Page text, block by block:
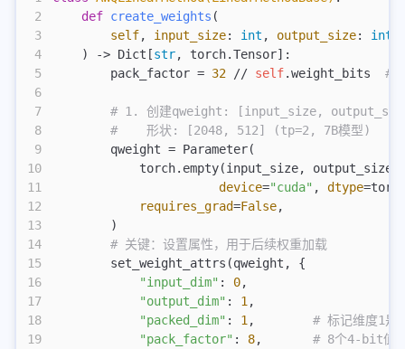
2
3
4
5
6
7
8
9
10
11
12
13
14
15
16
17
18
19
    def
create_weights (
        self
, input_size: int , output_size: int
    ) -> Dict[
str, torch.Tensor]:
        pack_factor =
32 // self.weight_bits #
# 1. 创建qweight: [input_size,
        #    形状: [2048, 512] (tp=2, 7B模型)
        qweight = Parameter(
torch.empty(input_size, output_size
                       device
="cuda" , dtype
            requires_grad
=False,
        )
        # 关键：设置属性，用于后续权重加载
        set_weight_attrs(qweight, {
            "input_dim"
: 0,
            "output_dim"
: 1 ,
            "packed_dim"
: 1 , # 标记维度1是
            "pack_factor"
: 8, # 8个4-bit值